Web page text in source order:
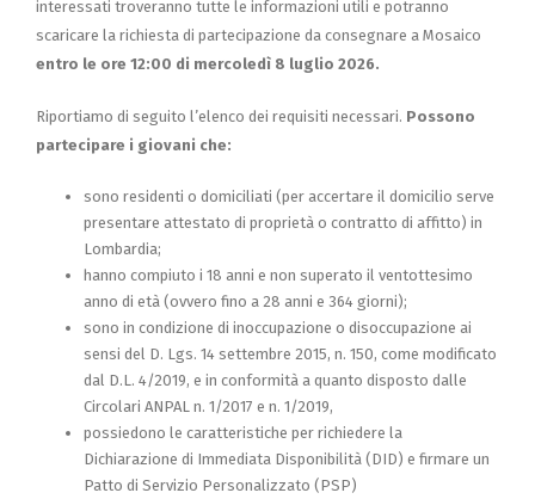
interessati troveranno tutte le informazioni utili e potranno
scaricare la richiesta di partecipazione da consegnare a Mosaico
entro le ore 12:00 di mercoledì 8 luglio 2026.
Riportiamo di seguito l’elenco dei requisiti necessari. Possono
partecipare i giovani che:
sono residenti o domiciliati (per accertare il domicilio serve
presentare attestato di proprietà o contratto di affitto) in
Lombardia;
hanno compiuto i 18 anni e non superato il ventottesimo
anno di età (ovvero fino a 28 anni e 364 giorni);
sono in condizione di inoccupazione o disoccupazione ai
sensi del D. Lgs. 14 settembre 2015, n. 150, come modificato
dal D.L. 4/2019, e in conformità a quanto disposto dalle
Circolari ANPAL n. 1/2017 e n. 1/2019,
possiedono le caratteristiche per richiedere la
Dichiarazione di Immediata Disponibilità (DID) e firmare un
Patto di Servizio Personalizzato (PSP)